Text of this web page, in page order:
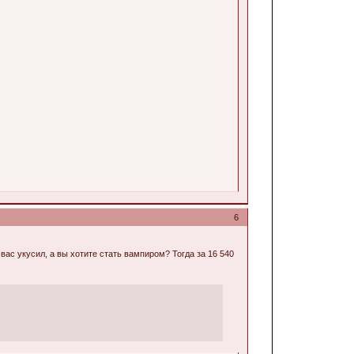
6
укусил, а вы хотите стать вампиром? Тогда за 16 540